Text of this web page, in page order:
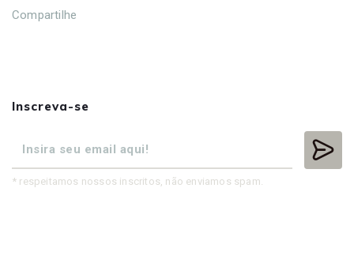
Compartilhe
Inscreva-se
* respeitamos nossos inscritos, não enviamos spam.